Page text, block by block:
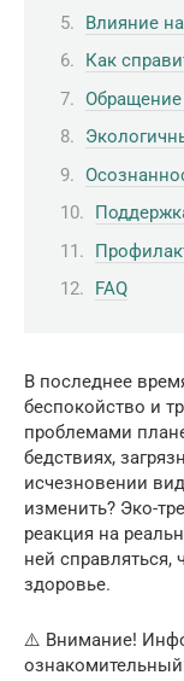
Влияние
Как
Обращение
FAQ
В последнее
беспокойство и
проблемами
бедствиях,
исчезновении
изменить? Эко-
реакция на
ней справляться,
здоровье.
⚠️ Внимание!
ознакомительный